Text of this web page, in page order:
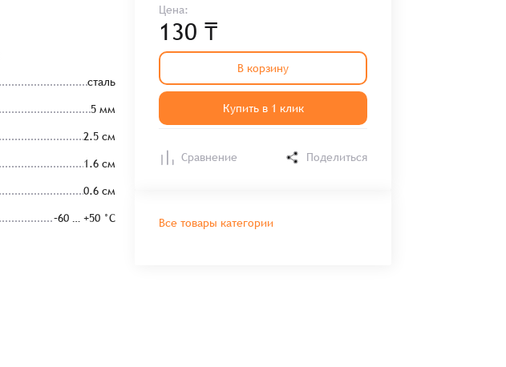
сталь
5 мм
2.5 см
1.6 см
0.6 см
–60 … +50 °C
Цена:
130 ₸
В корзину
Купить в 1 клик
Сравнение Поделиться
Все товары категории